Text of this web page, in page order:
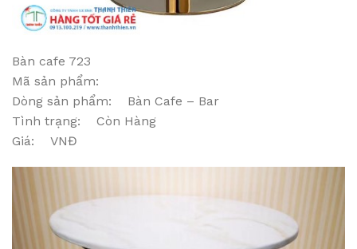
Bàn cafe 723
Mã sản phẩm:
Dòng sản phẩm: Bàn Cafe – Bar
Tình trạng: Còn Hàng
Giá: VNĐ